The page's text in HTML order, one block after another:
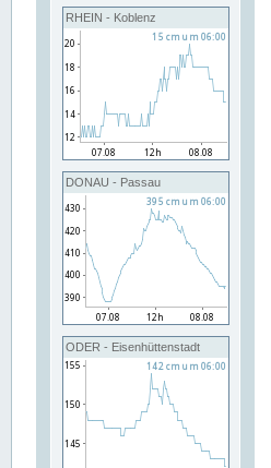
RHEIN - Koblenz
DONAU - Passau
ODER - Eisenhüttenstadt